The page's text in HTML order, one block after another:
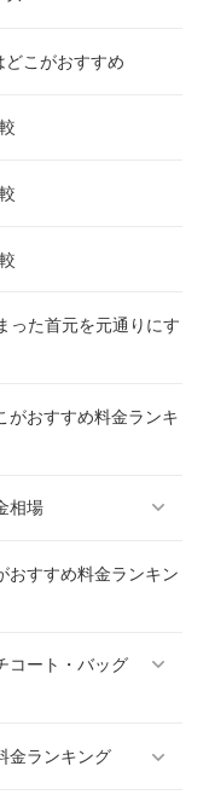
高品質 料金 比較
質 料金 比較
どこがおすすめ
た首元を元通りにす
がおすすめ料金ランキ
相場
ンキング
おすすめ料金ランキン
コート・バッグ
ンキング
金ランキング